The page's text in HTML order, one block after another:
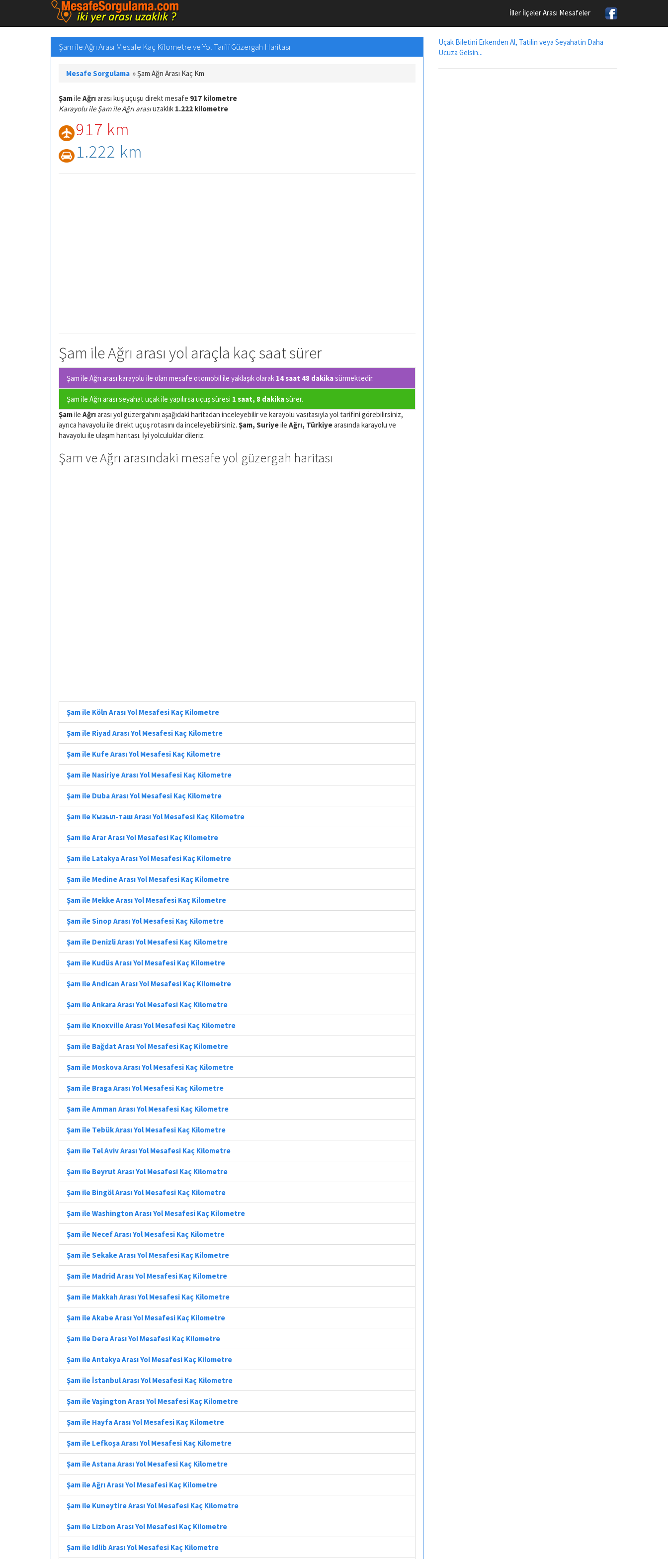
İller İlçeler Arası Mesafeler
Şam ile Ağrı Arası Mesafe Kaç Kilometre ve Yol Tarifi Güzergah Haritası
Mesafe Sorgulama »Şam Ağrı Arası Kaç Km
Şamile Ağrıarası kuş uçuşu direkt mesafe 917 kilometre
Karayolu ile Şam ile Ağrı arasıuzaklık 1.222 kilometre
917 km
1.222 km
Şam ile Ağrı arası yol araçla kaç saat sürer
Şam ile Ağrı arası karayolu ile olan mesafe otomobil ile yaklaşık olarak 14 saat 48 dakikasürmektedir.
Şam ile Ağrı arası seyahat uçak ile yapılırsa uçuş süresi 1 saat, 8 dakikasürer.
Şamile Ağrıarası yol güzergahını aşağıdaki haritadan inceleyebilir ve karayolu vasıtasıyla yol tarifini görebilirsiniz,
ayrıca havayolu ile direkt uçuş rotasını da inceleyebilirsiniz. Şam, Suriyeile Ağrı, Türkiyearasında karayolu ve
havayolu ile ulaşım harıtası. İyi yolculuklar dileriz.
Şam ve Ağrı arasındaki mesafe yol güzergah haritası
Şam ile Köln Arası Yol Mesafesi Kaç Kilometre
Şam ile Riyad Arası Yol Mesafesi Kaç Kilometre
Şam ile Kufe Arası Yol Mesafesi Kaç Kilometre
Şam ile Nasiriye Arası Yol Mesafesi Kaç Kilometre
Şam ile Duba Arası Yol Mesafesi Kaç Kilometre
Şam ile Кызыл-таш Arası Yol Mesafesi Kaç Kilometre
Şam ile Arar Arası Yol Mesafesi Kaç Kilometre
Şam ile Latakya Arası Yol Mesafesi Kaç Kilometre
Şam ile Medine Arası Yol Mesafesi Kaç Kilometre
Şam ile Mekke Arası Yol Mesafesi Kaç Kilometre
Şam ile Sinop Arası Yol Mesafesi Kaç Kilometre
Şam ile Denizli Arası Yol Mesafesi Kaç Kilometre
Şam ile Kudüs Arası Yol Mesafesi Kaç Kilometre
Şam ile Andican Arası Yol Mesafesi Kaç Kilometre
Şam ile Ankara Arası Yol Mesafesi Kaç Kilometre
Şam ile Knoxville Arası Yol Mesafesi Kaç Kilometre
Şam ile Bağdat Arası Yol Mesafesi Kaç Kilometre
Şam ile Moskova Arası Yol Mesafesi Kaç Kilometre
Şam ile Braga Arası Yol Mesafesi Kaç Kilometre
Şam ile Amman Arası Yol Mesafesi Kaç Kilometre
Şam ile Tebük Arası Yol Mesafesi Kaç Kilometre
Şam ile Tel Aviv Arası Yol Mesafesi Kaç Kilometre
Şam ile Beyrut Arası Yol Mesafesi Kaç Kilometre
Şam ile Bingöl Arası Yol Mesafesi Kaç Kilometre
Şam ile Washington Arası Yol Mesafesi Kaç Kilometre
Şam ile Necef Arası Yol Mesafesi Kaç Kilometre
Şam ile Sekake Arası Yol Mesafesi Kaç Kilometre
Şam ile Madrid Arası Yol Mesafesi Kaç Kilometre
Şam ile Makkah Arası Yol Mesafesi Kaç Kilometre
Şam ile Akabe Arası Yol Mesafesi Kaç Kilometre
Şam ile Dera Arası Yol Mesafesi Kaç Kilometre
Şam ile Antakya Arası Yol Mesafesi Kaç Kilometre
Şam ile İstanbul Arası Yol Mesafesi Kaç Kilometre
Şam ile Vaşington Arası Yol Mesafesi Kaç Kilometre
Şam ile Hayfa Arası Yol Mesafesi Kaç Kilometre
Şam ile Lefkoşa Arası Yol Mesafesi Kaç Kilometre
Şam ile Astana Arası Yol Mesafesi Kaç Kilometre
Şam ile Ağrı Arası Yol Mesafesi Kaç Kilometre
Şam ile Kuneytire Arası Yol Mesafesi Kaç Kilometre
Şam ile Lizbon Arası Yol Mesafesi Kaç Kilometre
Şam ile Idlib Arası Yol Mesafesi Kaç Kilometre
Uçak Biletini Erkenden Al, Tatilin veya Seyahatin Daha
Ucuza Gelsin...